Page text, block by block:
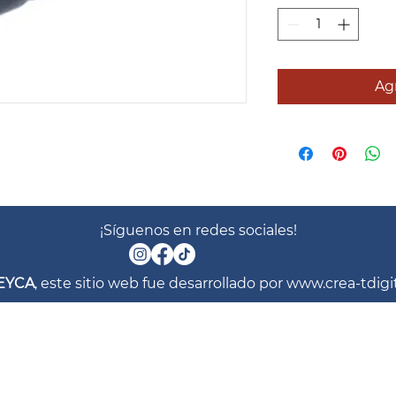
¡Síguenos en redes sociales!
, este sitio web fue desarrollado por www.crea-